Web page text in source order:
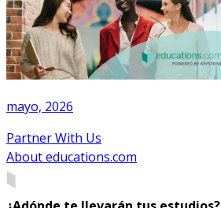
mayo, 2026
Partner With Us
About educations.com